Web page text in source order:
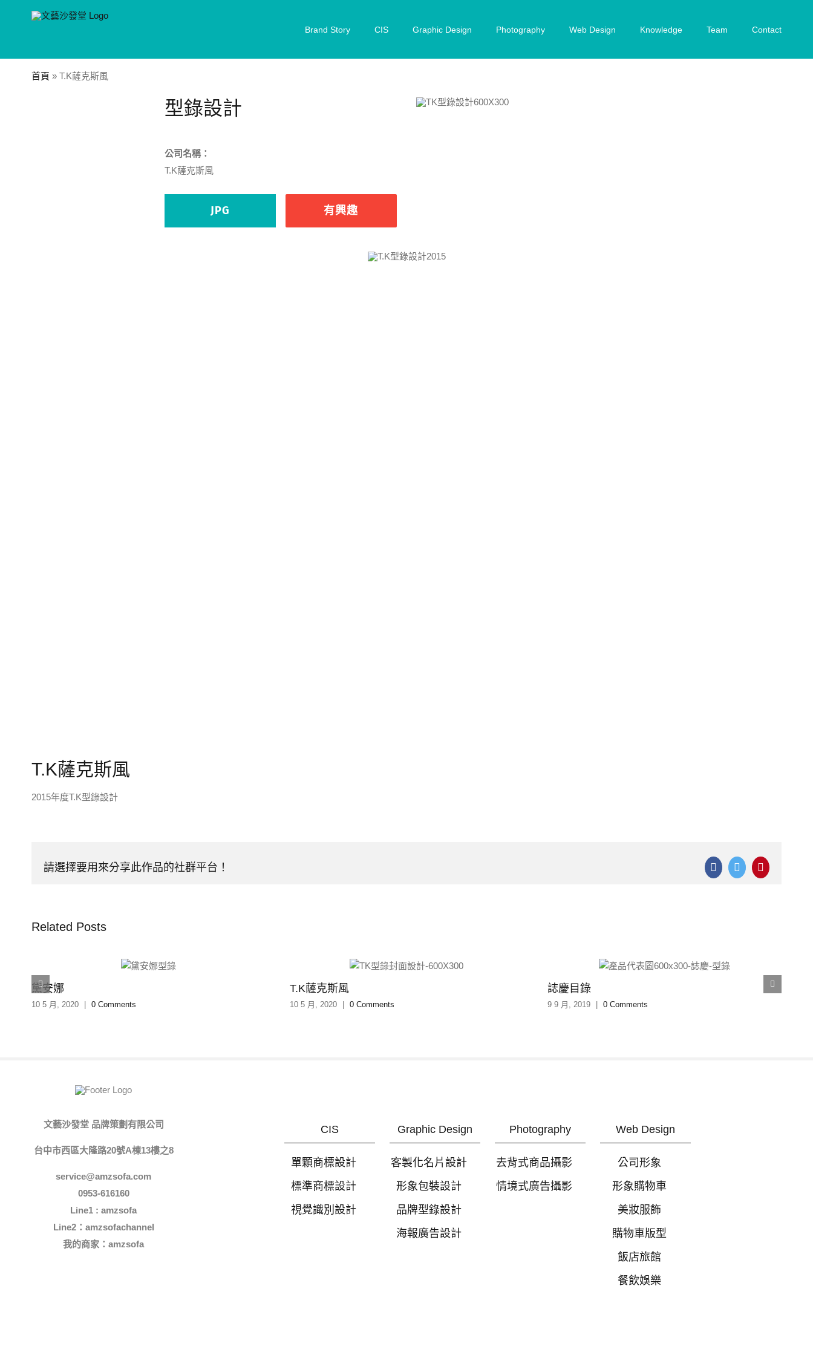
Brand Story CIS Graphic Design Photography Web Design Knowledge Team Contact
首頁 » T.K薩克斯風
型錄設計
公司名稱：
T.K薩克斯風
JPG 有興趣
T.K薩克斯風
2015年度T.K型錄設計
請選擇要用來分享此作品的社群平台！ Facebook
TwitterPinterest
Related Posts
黛安娜
10 5 月, 2020 0 Comments
T.K薩克斯風
10 5 月, 2020 0 Comments
誌慶目錄
9 9 月, 2019 0 Comments
文藝沙發堂 品牌策劃有限公司
台中市西區大隆路20號A棟13樓之8
service@amzsofa.com
0953-616160
Line1 : amzsofa
Line2：amzsofachannel
我的商家：amzsofa
CIS
單顆商標設計
標準商標設計
視覺識別設計
Graphic Design
客製化名片設計
形象包裝設計
品牌型錄設計
海報廣告設計
Photography
去背式商品攝影
情境式廣告攝影
Web Design
公司形象
形象購物車
美妝服飾
購物車版型
飯店旅館
餐飲娛樂